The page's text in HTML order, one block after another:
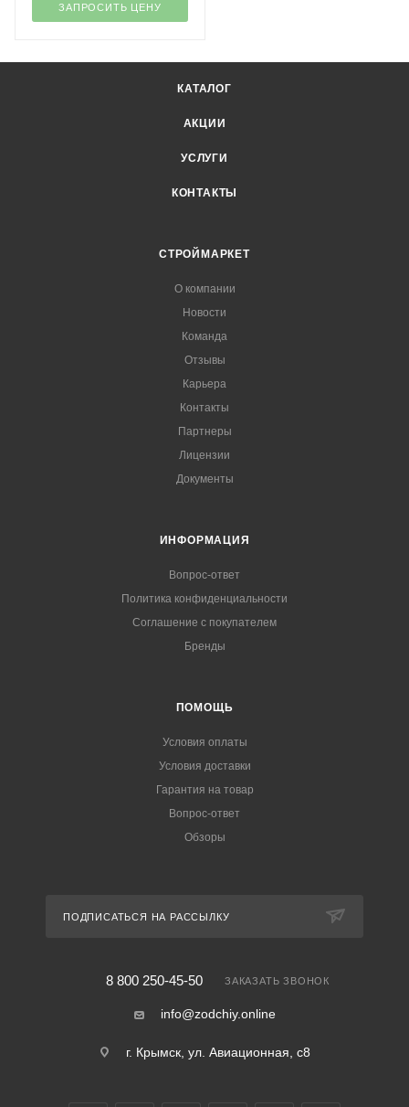
ЗАПРОСИТЬ ЦЕНУ
КАТАЛОГ
АКЦИИ
УСЛУГИ
КОНТАКТЫ
СТРОЙМАРКЕТ
О компании
Новости
Команда
Отзывы
Карьера
Контакты
Партнеры
Лицензии
Документы
ИНФОРМАЦИЯ
Вопрос-ответ
Политика конфиденциальности
Соглашение с покупателем
Бренды
ПОМОЩЬ
Условия оплаты
Условия доставки
Гарантия на товар
Вопрос-ответ
Обзоры
ПОДПИСАТЬСЯ НА РАССЫЛКУ
8 800 250-45-50 ЗАКАЗАТЬ ЗВОНОК
info@zodchiy.online
г. Крымск, ул. Авиационная, с8